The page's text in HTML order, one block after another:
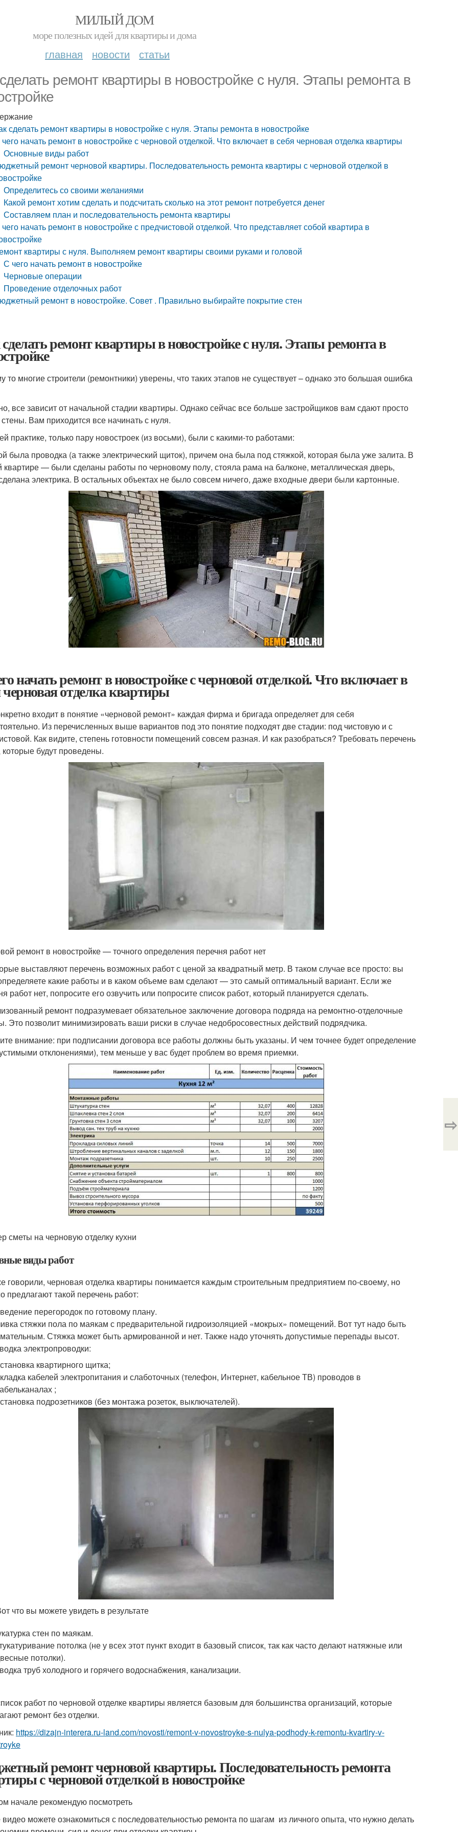
МИЛЫЙ ДОМ
море полезных идей для квартиры и дома
главная новости статьи
ремонт квартиры в новостройке с нуля. Этапы ремонта в
сделать ремонт квартиры в новостройке с нуля. Этапы ремонта в новостройке
начать ремонт в новостройке с черновой отделкой. Что включает в себя черновая отделка квартиры
Основные виды работ
ремонт черновой квартиры. Последовательность ремонта квартиры с черновой отделкой в
Определитесь со своими желаниями
Какой ремонт хотим сделать и подсчитать сколько на этот ремонт потребуется денег
Составляем план и последовательность ремонта квартиры
начать ремонт в новостройке с предчистовой отделкой. Что представляет собой квартира в
квартиры с нуля. Выполняем ремонт квартиры своими руками и головой
С чего начать ремонт в новостройке
Черновые операции
Проведение отделочных работ
ремонт в новостройке. Совет . Правильно выбирайте покрытие стен
ремонт квартиры в новостройке с нуля. Этапы ремонта в
то многие строители (ремонтники) уверены, что таких этапов не существует – однако это большая ошибка
все зависит от начальной стадии квартиры. Однако сейчас все больше застройщиков вам сдают просто
Вам приходится все начинать с нуля.
практике, только пару новостроек (из восьми), были с какими-то работами:
была проводка (а также электрический щиток), причем она была под стяжкой, которая была уже залита. В
квартире — были сделаны работы по черновому полу, стояла рама на балконе, металлическая дверь,
электрика. В остальных объектах не было совсем ничего, даже входные двери были картонные.
начать ремонт в новостройке с черновой отделкой. Что включает в
черновая отделка квартиры
входит в понятие «черновой ремонт» каждая фирма и бригада определяет для себя
Из перечисленных выше вариантов под это понятие подходят две стадии: под чистовую и с
Как видите, степень готовности помещений совсем разная. И как разобраться? Требовать перечень
которые будут проведены.
ремонт в новостройке — точного определения перечня работ нет
выставляют перечень возможных работ с ценой за квадратный метр. В таком случае все просто: вы
какие работы и в каком объеме вам сделают — это самый оптимальный вариант. Если же
работ нет, попросите его озвучить или попросите список работ, который планируется сделать.
ремонт подразумевает обязательное заключение договора подряда на ремонтно-отделочные
Это позволит минимизировать ваши риски в случае недобросовестных действий подрядчика.
внимание: при подписании договора все работы должны быть указаны. И чем точнее будет определение
отклонениями), тем меньше у вас будет проблем во время приемки.
сметы на черновую отделку кухни
виды работ
говорили, черновая отделка квартиры понимается каждым строительным предприятием по-своему, но
предлагают такой перечень работ:
перегородок по готовому плану.
стяжки пола по маякам с предварительной гидроизоляцией «мокрых» помещений. Вот тут надо быть
Стяжка может быть армированной и нет. Также надо уточнять допустимые перепады высот.
электропроводки:
квартирного щитка;
кабелей электропитания и слаботочных (телефон, Интернет, кабельное ТВ) проводов в
;
подрозетников (без монтажа розеток, выключателей).
что вы можете увидеть в результате
стен по маякам.
потолка (не у всех этот пункт входит в базовый список, так как часто делают натяжные или
потолки).
труб холодного и горячего водоснабжения, канализации.
работ по черновой отделке квартиры является базовым для большинства организаций, которые
ремонт без отделки.
https://dizajn-interera.ru-land.com/novosti/remont-v-novostroyke-s-nulya-podhody-k-remontu-kvartiry-v-
ремонт черновой квартиры. Последовательность ремонта
с черновой отделкой в новостройке
начале рекомендую посмотреть
можете ознакомиться с последовательностью ремонта по шагам из личного опыта, что нужно делать
⇨